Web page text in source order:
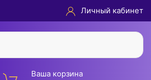
Личный кабинет
Ваша корзина